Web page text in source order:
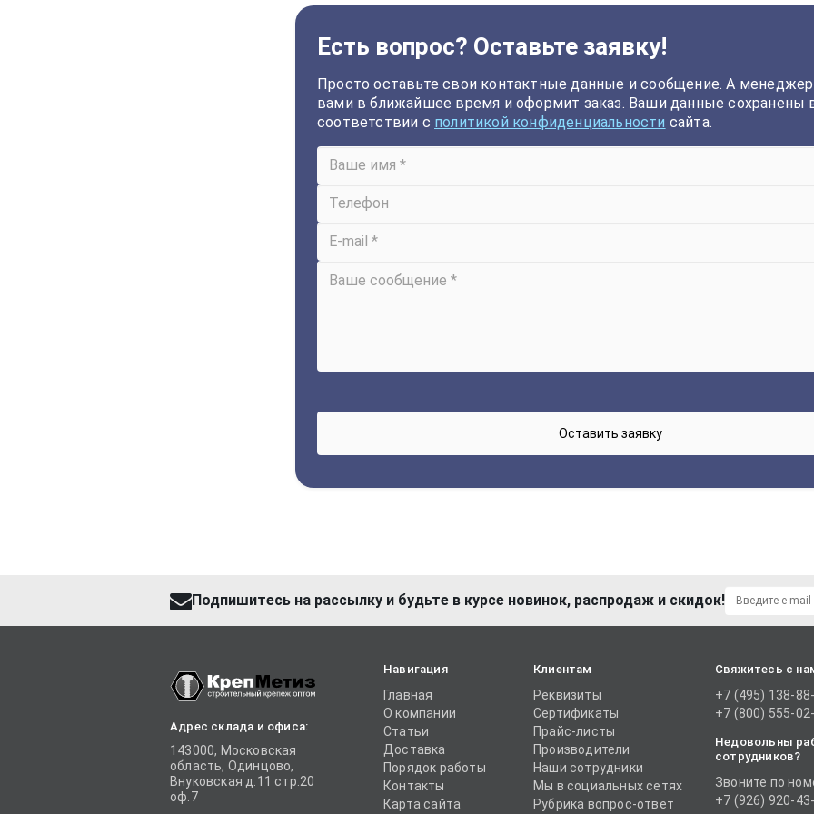
Есть вопрос? Оставьте заявку!
Просто оставьте свои контактные данные и сообщение. А
вами в ближайшее время и оформит заказ. Ваши данные сохранены
соответствии с политикой конфиденциальности сайта.
Подпишитесь на рассылку и будьте в курсе новинок, распродаж и скидок!
Адрес склада и офиса:
143000, Московская
область, Одинцово,
Внуковская д.11 стр.20
оф.7
Навигация
Главная
О компании
Статьи
Доставка
Порядок работы
Контакты
Карта сайта
Клиентам
Реквизиты
Сертификаты
Прайс-листы
Производители
Наши сотрудники
Мы в социальных сетях
Рубрика вопрос-ответ
Свяжитесь с
+7 (495) 138-
+7 (800) 555-
Недовольны
сотрудников?
Звоните по
+7 (926) 920-